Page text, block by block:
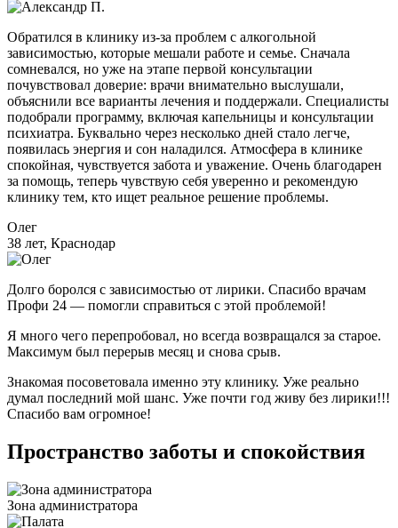
Обратился в клинику из-за проблем с алкогольной
зависимостью, которые мешали работе и семье. Сначала
сомневался, но уже на этапе первой консультации
почувствовал доверие: врачи внимательно выслушали,
объяснили все варианты лечения и поддержали. Специалисты
подобрали программу, включая капельницы и консультации
психиатра. Буквально через несколько дней стало легче,
появилась энергия и сон наладился. Атмосфера в клинике
спокойная, чувствуется забота и уважение. Очень благодарен
за помощь, теперь чувствую себя уверенно и рекомендую
клинику тем, кто ищет реальное решение проблемы.
Олег
38 лет, Краснодар
Долго боролся с зависимостью от лирики. Спасибо врачам
Профи 24 — помогли справиться с этой проблемой!
Я много чего перепробовал, но всегда возвращался за старое.
Максимум был перерыв месяц и снова срыв.
Знакомая посоветовала именно эту клинику. Уже реально
думал последний мой шанс. Уже почти год живу без лирики!!!
Спасибо вам огромное!
Пространство заботы и спокойствия
Зона администратора